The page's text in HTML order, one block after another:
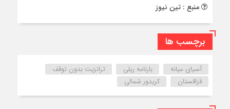
منبع : تین نیوز
برچسب ها
آسیای میانه بارنامه ریلی
ترانزیت بدون توقف
قزاقستان
کریدور شمالی